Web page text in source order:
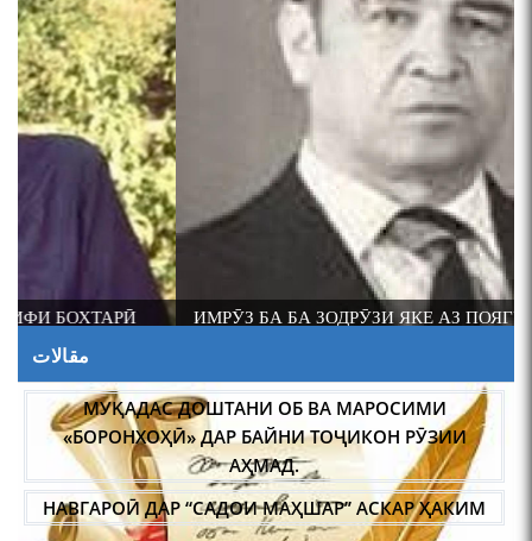
ИМРӮЗ БА БА ЗОДРӮЗИ ЯКЕ АЗ ПОЯГУЗОРОНИ ИЛМИ
ФОЛКЛОРШИНОСИИ ТОҶИК АКАДЕМИК РАҶАБمقالات
МУҚАДАС ДОШТАНИ ОБ ВА МАРОСИМИ
«БОРОНХОҲӢ» ДАР БАЙНИ ТОҶИКОН РӮЗИИ
АҲМАД.
НАВГАРОӢ ДАР “САДОИ МАҲШАР” АСКАР ҲАКИМ